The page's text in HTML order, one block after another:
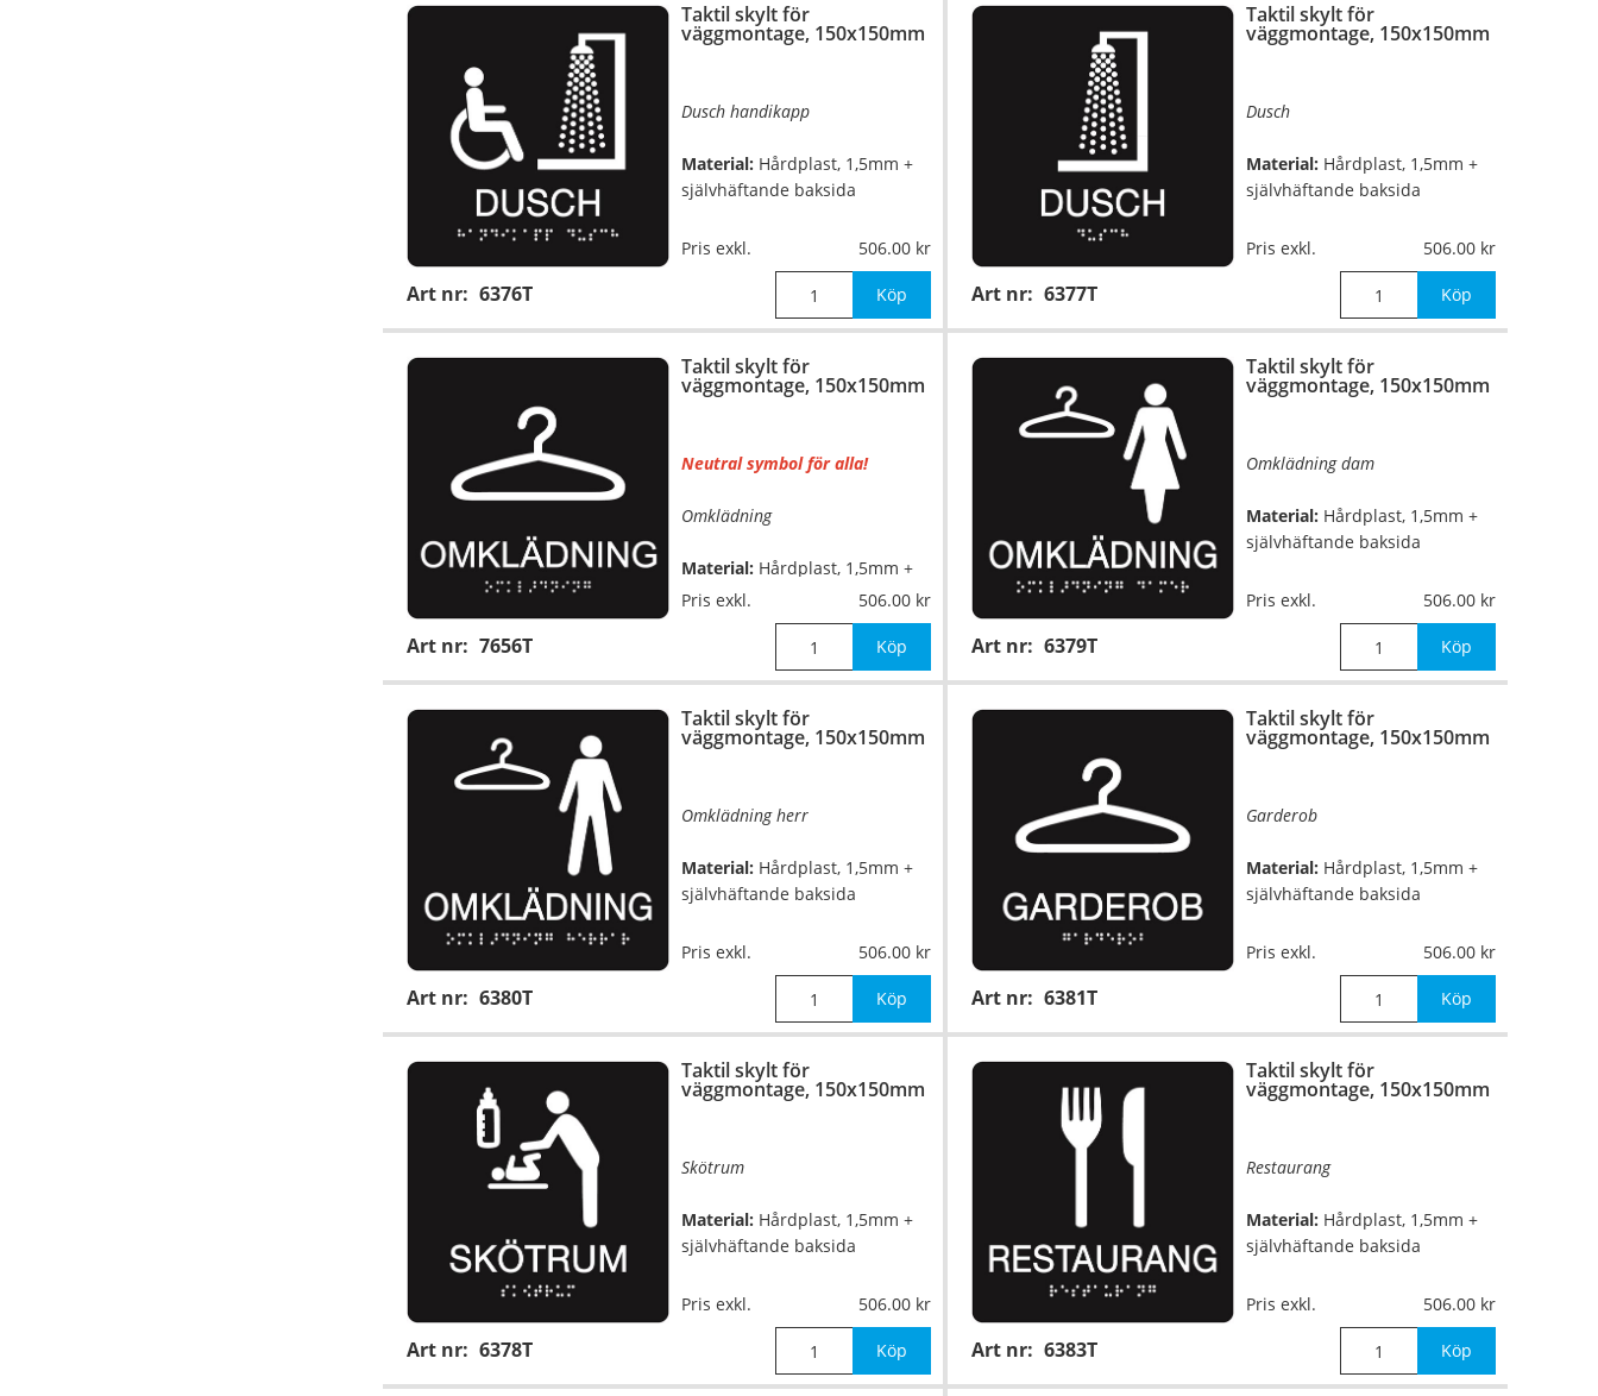
Taktil skylt för
väggmontage, 150x150mm
Art nr: 6376T
Dusch handikapp
Material: Hårdplast, 1,5mm +
självhäftande baksida
Mått:150x150mm
Pris exkl. 506.00
Köp
Taktil skylt för
väggmontage, 150x150mm
Art nr: 6377T
Dusch
Material: Hårdplast, 1,5mm +
självhäftande baksida
Mått:150x150mm
Pris exkl. 506.00
Köp
Taktil skylt för
väggmontage, 150x150mm
Art nr: 7656T
Neutral symbol för alla!
Omklädning
Material: Hårdplast, 1,5mm +
självhäftande baksida
150x150mm
Pris exkl. 506.00
Köp
Taktil skylt för
väggmontage, 150x150mm
Art nr: 6379T
Omklädning dam
Material: Hårdplast, 1,5mm +
självhäftande baksida
Mått:150x150mm
Pris exkl. 506.00
Köp
Taktil skylt för
väggmontage, 150x150mm
Art nr: 6380T
Omklädning herr
Material: Hårdplast, 1,5mm +
självhäftande baksida
Mått:150x150mm
Pris exkl. 506.00
Köp
Taktil skylt för
väggmontage, 150x150mm
Art nr: 6381T
Garderob
Material: Hårdplast, 1,5mm +
självhäftande baksida
Mått:150x150mm
Pris exkl. 506.00
Köp
Taktil skylt för
väggmontage, 150x150mm
Art nr: 6378T
Skötrum
Material: Hårdplast, 1,5mm +
självhäftande baksida
Mått:150x150mm
Pris exkl. 506.00
Köp
Taktil skylt för
väggmontage, 150x150mm
Art nr: 6383T
Restaurang
Material: Hårdplast, 1,5mm +
självhäftande baksida
Mått:150x150mm
Pris exkl. 506.00
Köp